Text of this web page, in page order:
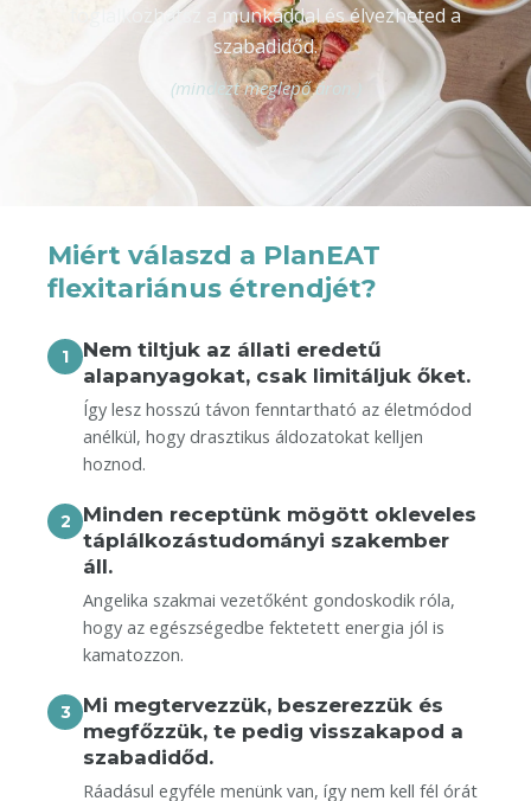
foglalkozhatsz a munkáddal és élvezheted a
szabadidőd.
(mindezt meglepő áron.)
Miért válaszd a PlanEAT
flexitariánus étrendjét?
1
Nem tiltjuk az állati eredetű
alapanyagokat, csak limitáljuk őket.
Így lesz hosszú távon fenntartható az életmódod
anélkül, hogy drasztikus áldozatokat kelljen
hoznod.
2
Minden receptünk mögött okleveles
táplálkozástudományi szakember
áll.
Angelika szakmai vezetőként gondoskodik róla,
hogy az egészségedbe fektetett energia jól is
kamatozzon.
3
Mi megtervezzük, beszerezzük és
megfőzzük, te pedig visszakapod a
szabadidőd.
Ráadásul egyféle menünk van, így nem kell fél órát